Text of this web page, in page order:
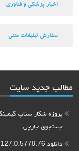
اخبار پزشکی و فناوری
سفارش تبلیغات متنی
مطالب جدید سایت
پروژه شکار ستاپ
جستجوی جارچی
دانلود Opera 127.0.5778.76 – نرم افزار مرورگر اینترنت اپرا